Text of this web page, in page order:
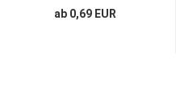
ab 0,69 EUR